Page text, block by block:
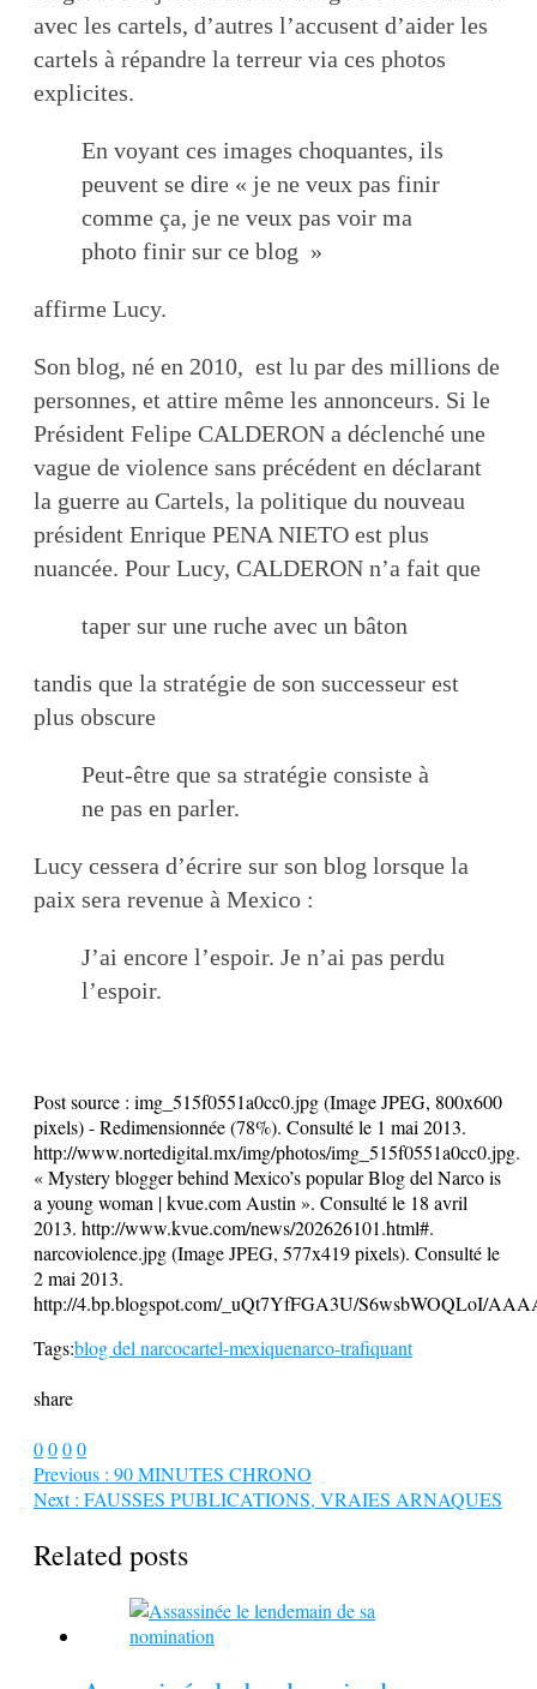
avec les cartels, d’autres l’accusent d’aider les
cartels à répandre la terreur via ces photos
explicites.
En voyant ces images choquantes, ils
peuvent se dire « je ne veux pas finir
comme ça, je ne veux pas voir ma
photo finir sur ce blog »
affirme Lucy.
Son blog, né en 2010, est lu par des millions de
personnes, et attire même les annonceurs. Si le
Président Felipe CALDERON a déclenché une
vague de violence sans précédent en déclarant
la guerre au Cartels, la politique du nouveau
président Enrique PENA NIETO est plus
nuancée. Pour Lucy, CALDERON n’a fait que
taper sur une ruche avec un bâton
tandis que la stratégie de son successeur est
plus obscure
Peut-être que sa stratégie consiste à
ne pas en parler.
Lucy cessera d’écrire sur son blog lorsque la
paix sera revenue à Mexico :
J’ai encore l’espoir. Je n’ai pas perdu
l’espoir.
Post source : img_515f0551a0cc0.jpg (Image JPEG, 800x600
pixels) - Redimensionnée (78%). Consulté le 1 mai 2013.
http://www.nortedigital.mx/img/photos/img_515f0551a0cc0.jpg.
« Mystery blogger behind Mexico’s popular Blog del Narco is
a young woman | kvue.com Austin ». Consulté le 18 avril
2013. http://www.kvue.com/news/202626101.html#.
narcoviolence.jpg (Image JPEG, 577x419 pixels). Consulté le
2 mai 2013.
http://4.bp.blogspot.com/_uQt7YfFGA3U/S6wsbWOQLoI/
Tags:blog del narcocartel-mexiquenarco-trafiquant
share
0000
Previous : 90 MINUTES CHRONO
Next : FAUSSES PUBLICATIONS, VRAIES ARNAQUES
Related posts